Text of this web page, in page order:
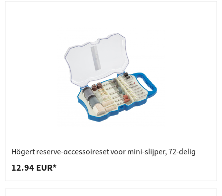
Högert reserve-accessoireset voor mini-slijper, 72-delig
12.94 EUR*